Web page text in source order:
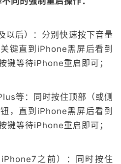
以后）：分别快速按下音量
键直到iPhone黑屏后看到
键等待iPhone重启即可；
等：同时按住顶部（或侧
，直到iPhone黑屏后看到
键等待iPhone重启即可；
之前）：同时按住